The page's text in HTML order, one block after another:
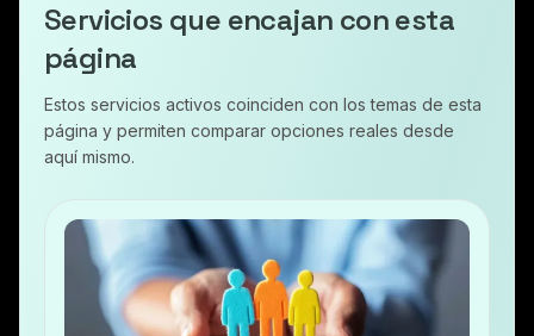
Servicios que encajan con esta
página
Estos servicios activos coinciden con los temas de esta
página y permiten comparar opciones reales desde
aquí mismo.